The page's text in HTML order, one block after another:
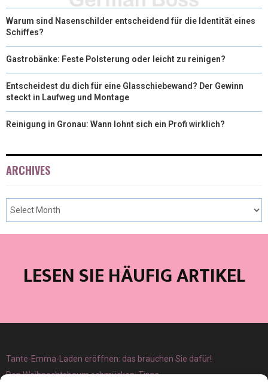
Warum sind Nasenschilder entscheidend für die Identität eines
Schiffes?
Gastrobänke: Feste Polsterung oder leicht zu reinigen?
Entscheidest du dich für eine Glasschiebewand? Der Gewinn
steckt in Laufweg und Montage
Reinigung in Gronau: Wann lohnt sich ein Profi wirklich?
ARCHIVES
LESEN SIE HÄUFIG ARTIKEL
Tante-Emma-Laden eröffnen: das brauchen Sie dafür!
Den Weihnachtsbaum schmücken: Tipps